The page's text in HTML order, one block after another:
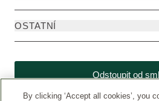
OSTATNÍ
Odstoupit od
By clicking ‘Accept all cookies’, you